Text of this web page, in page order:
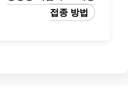
접종 방법